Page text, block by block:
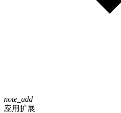
note_add
应用扩展